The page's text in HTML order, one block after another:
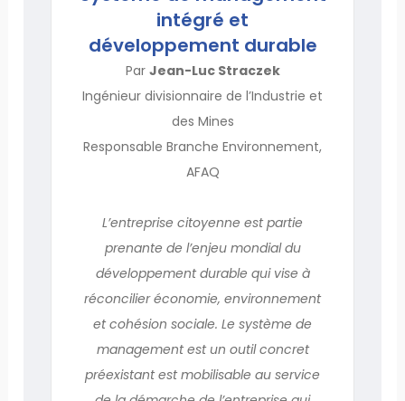
intégré et
développement durable
Par Jean-Luc Straczek
Ingénieur divisionnaire de l’Industrie et
des Mines
Responsable Branche Environnement,
AFAQ
L’entreprise citoyenne est partie
prenante de l’enjeu mondial du
développement durable qui vise à
réconcilier économie, environnement
et cohésion sociale. Le système de
management est un outil concret
préexistant est mobilisable au service